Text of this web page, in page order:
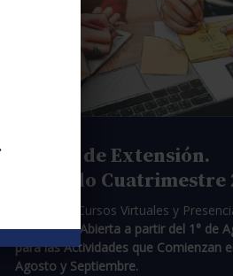
Cursos de Extensión.
Segundo Cuatrimestre
Pasantías. Cursos Virtuales y
Inscripción Abierta a partir del 1° de
para las Actividades que Comienzan
Agosto y Septiembre.